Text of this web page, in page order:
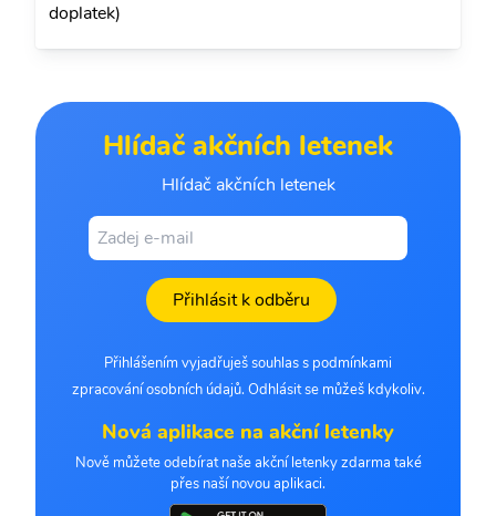
doplatek)
Hlídač akčních letenek
Hlídač akčních letenek
Přihlásit k odběru
Přihlášením vyjadřuješ souhlas s podmínkami
zpracování osobních údajů. Odhlásit se můžeš kdykoliv.
Nová aplikace na akční letenky
Nově můžete odebírat naše akční letenky zdarma také
přes naší novou aplikaci.